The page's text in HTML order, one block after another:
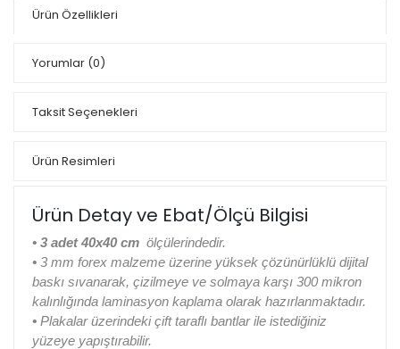
Ürün Özellikleri
Yorumlar (0)
Taksit Seçenekleri
Ürün Resimleri
Ürün Detay ve Ebat/Ölçü Bilgisi
• 3 adet 40x40 cm ölçülerindedir.
• 3 mm forex malzeme üzerine yüksek çözünürlüklü dijital
baskı sıvanarak, çizilmeye ve solmaya karşı 300 mikron
kalınlığında laminasyon kaplama olarak hazırlanmaktadır.
• Plakalar üzerindeki çift taraflı bantlar ile istediğiniz
yüzeye yapıştırabilir.